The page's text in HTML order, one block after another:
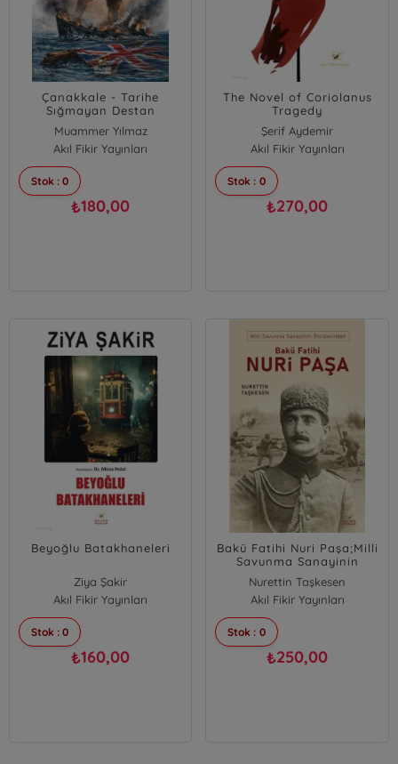
Çanakkale - Tarihe
Sığmayan Destan
Muammer Yılmaz
Akıl Fikir Yayınları
Stok : 0
₺180,00
The Novel of Coriolanus
Tragedy
Şerif Aydemir
Akıl Fikir Yayınları
Stok : 0
₺270,00
Beyoğlu Batakhaneleri
Ziya Şakir
Akıl Fikir Yayınları
Stok : 0
₺160,00
Bakü Fatihi Nuri Paşa;Milli
Savunma Sanayinin
Öncülerinden
Nurettin Taşkesen
Akıl Fikir Yayınları
Stok : 0
₺250,00